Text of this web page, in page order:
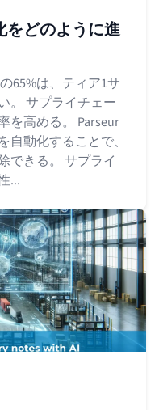
をどのように進
65%は、ティア1サ
。 サプライチェー
を高める。 Parseur
動化することで、
できる。 サプライ
...